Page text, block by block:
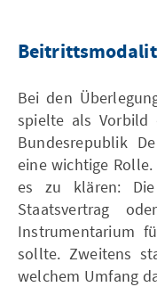
Bei den
spielte als Vorbild
Bundesrepublik
eine wichtige
es zu klären:
Staatsvertrag
Instrumentarium
sollte. Zweitens
welchem Umfang